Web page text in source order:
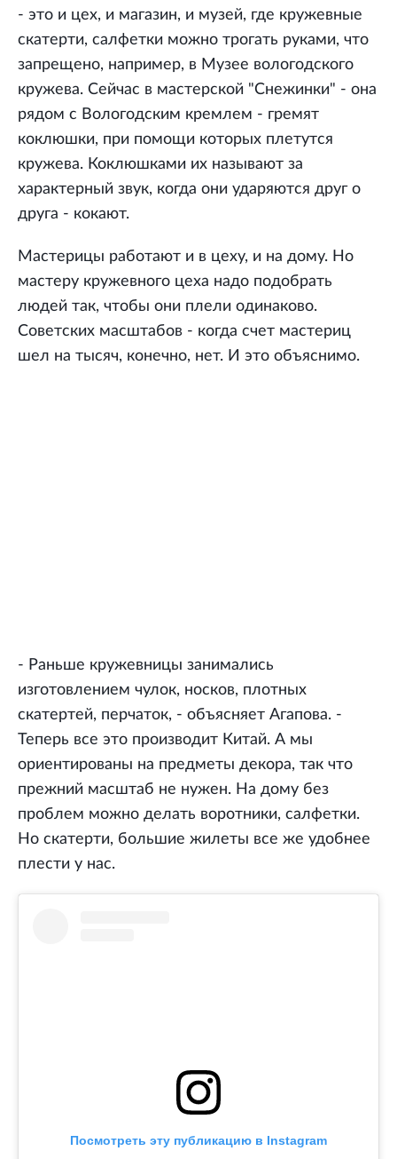
- это и цех, и магазин, и музей, где кружевные
скатерти, салфетки можно трогать руками, что
запрещено, например, в Музее вологодского
кружева. Сейчас в мастерской "Снежинки" - она
рядом с Вологодским кремлем - гремят
коклюшки, при помощи которых плетутся
кружева. Коклюшками их называют за
характерный звук, когда они ударяются друг о
друга - кокают.
Мастерицы работают и в цеху, и на дому. Но
мастеру кружевного цеха надо подобрать
людей так, чтобы они плели одинаково.
Советских масштабов - когда счет мастериц
шел на тысяч, конечно, нет. И это объяснимо.
- Раньше кружевницы занимались
изготовлением чулок, носков, плотных
скатертей, перчаток, - объясняет Агапова. -
Теперь все это производит Китай. А мы
ориентированы на предметы декора, так что
прежний масштаб не нужен. На дому без
проблем можно делать воротники, салфетки.
Но скатерти, большие жилеты все же удобнее
плести у нас.
Посмотреть эту публикацию в Instagram